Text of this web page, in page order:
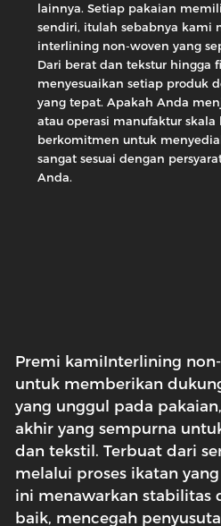
lainnya. Setiap pakaian
sendiri, itulah sebabnya kami
interlining non-woven yang
Dari berat dan tekstur hingga
menyesuaikan setiap produk
yang tepat. Apakah Anda
atau operasi manufaktur skala
berkomitmen untuk
sangat sesuai dengan
Anda.
Interlining
non-
anyaman
Nylon
Nonwoven
Interlining
Seri
Interlining
non-
anyaman
Nilon
Poliester
Premi kamiInterlining
untuk memberikan
yang unggul pada
akhir yang sempurna
dan tekstil. Terbuat dari
melalui proses ikatan
ini menawarkan stabilitas
baik, mencegah